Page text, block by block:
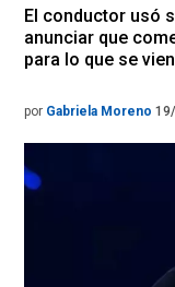
El conductor usó
anunciar que
para lo que se
por Gabriela Moreno